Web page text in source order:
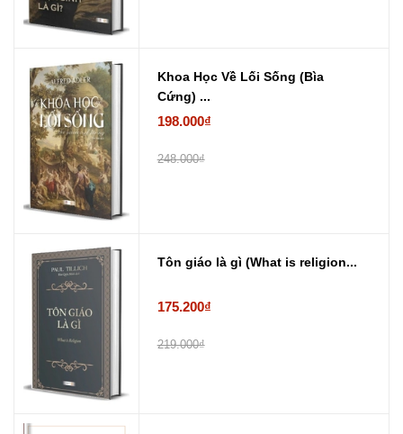
Khoa Học Về Lối Sống (Bìa
Cứng) ...
198.000₫
248.000₫
Tôn giáo là gì (What is religion...
175.200₫
219.000₫